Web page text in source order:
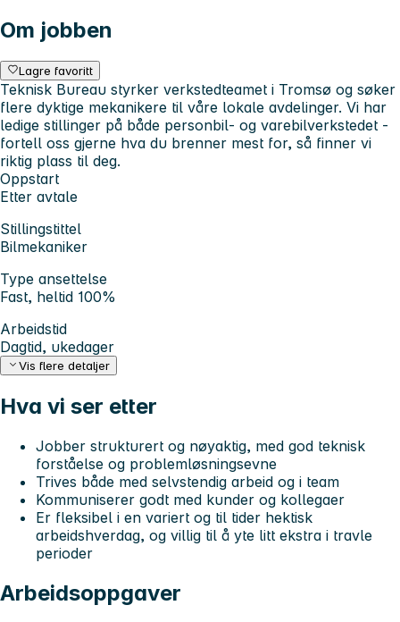
Om jobben
Lagre favoritt
Teknisk Bureau styrker verkstedteamet i Tromsø og søker
flere dyktige mekanikere til våre lokale avdelinger. Vi har
ledige stillinger på både personbil- og varebilverkstedet -
fortell oss gjerne hva du brenner mest for, så finner vi
riktig plass til deg.
Oppstart
Etter avtale
Stillingstittel
Bilmekaniker
Type ansettelse
Fast, heltid 100%
Arbeidstid
Dagtid, ukedager
Vis flere detaljer
Hva vi ser etter
Jobber strukturert og nøyaktig, med god teknisk
forståelse og problemløsningsevne
Trives både med selvstendig arbeid og i team
Kommuniserer godt med kunder og kollegaer
Er fleksibel i en variert og til tider hektisk
arbeidshverdag, og villig til å yte litt ekstra i travle
perioder
Arbeidsoppgaver